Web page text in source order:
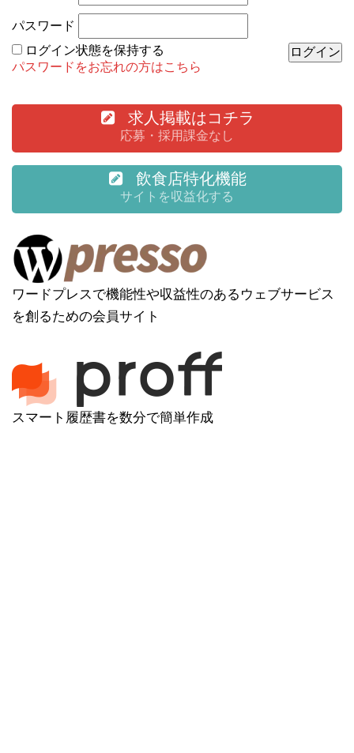
パスワード
ログイン状態を保持する
パスワードをお忘れの方はこちら
求人掲載はコチラ
応募・採用課金なし
飲食店特化機能
サイトを収益化する
ワードプレスで機能性や収益性のあるウェブサービス
を創るための会員サイト
スマート履歴書を数分で簡単作成